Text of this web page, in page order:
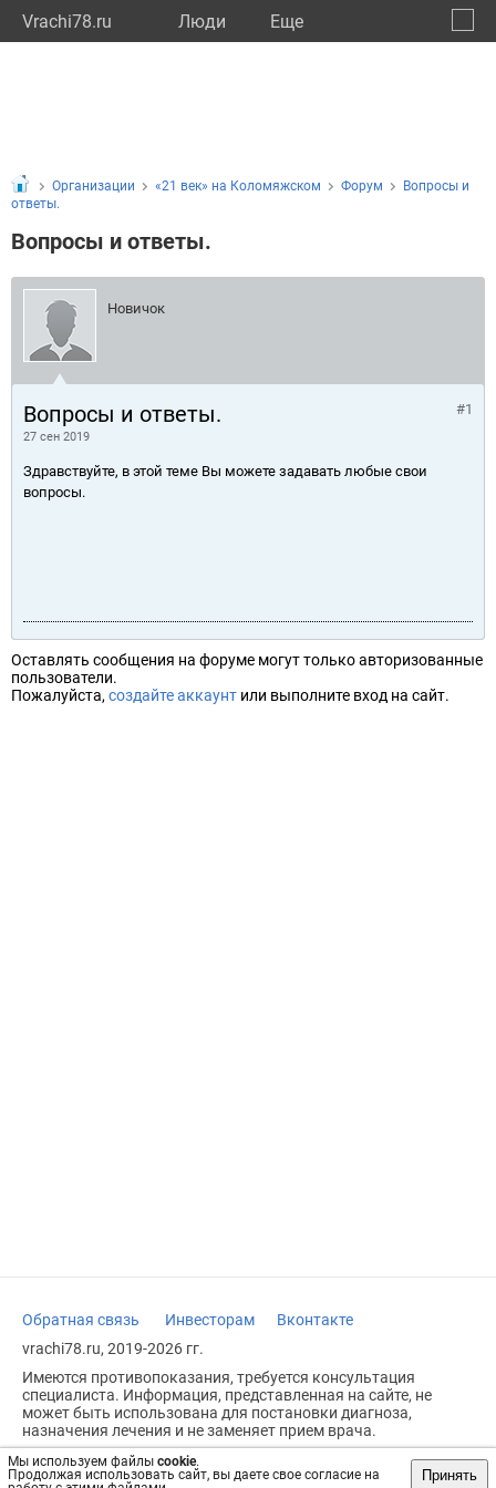
Vrachi78.ru Люди Eще
Мы используем файлы cookie.
Продолжая использовать сайт, вы даете свое согласие на
Принять
Организации «21 век» на Коломяжском Форум
Вопросы и
ответы.
Вопросы и ответы.
Новичок
Вопросы и ответы.
27 сен 2019
#1
Здравствуйте, в этой теме Вы можете задавать любые свои
вопросы.
Оставлять сообщения на форуме могут только авторизованные
пользователи.
Пожалуйста, создайте аккаунт или выполните вход на сайт.
Обратная связь Инвесторам
Вконтакте
vrachi78.ru, 2019-2026 гг.
Имеются противопоказания, требуется консультация
специалиста. Информация, представленная на сайте, не
может быть использована для постановки диагноза,
назначения лечения и не заменяет прием врача.
Возрастное ограничение: 18+